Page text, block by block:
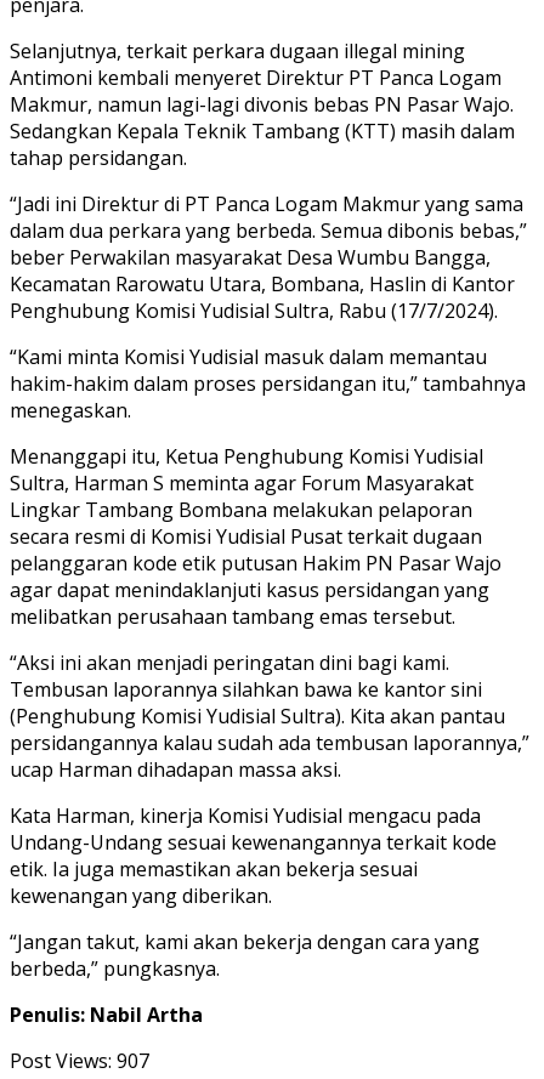
Selanjutnya, terkait perkara dugaan illegal mining
Antimoni kembali menyeret Direktur PT Panca Logam
Makmur, namun lagi-lagi divonis bebas PN Pasar Wajo.
Sedangkan Kepala Teknik Tambang (KTT) masih dalam
tahap persidangan.
“Jadi ini Direktur di PT Panca Logam Makmur yang sama
dalam dua perkara yang berbeda. Semua dibonis bebas,”
beber Perwakilan masyarakat Desa Wumbu Bangga,
Kecamatan Rarowatu Utara, Bombana, Haslin di Kantor
Penghubung Komisi Yudisial Sultra, Rabu (17/7/2024).
“Kami minta Komisi Yudisial masuk dalam memantau
hakim-hakim dalam proses persidangan itu,” tambahnya
menegaskan.
Menanggapi itu, Ketua Penghubung Komisi Yudisial
Sultra, Harman S meminta agar Forum Masyarakat
Lingkar Tambang Bombana melakukan pelaporan
secara resmi di Komisi Yudisial Pusat terkait dugaan
pelanggaran kode etik putusan Hakim PN Pasar Wajo
agar dapat menindaklanjuti kasus persidangan yang
melibatkan perusahaan tambang emas tersebut.
“Aksi ini akan menjadi peringatan dini bagi kami.
Tembusan laporannya silahkan bawa ke kantor sini
(Penghubung Komisi Yudisial Sultra). Kita akan pantau
persidangannya kalau sudah ada tembusan laporannya,”
ucap Harman dihadapan massa aksi.
Kata Harman, kinerja Komisi Yudisial mengacu pada
Undang-Undang sesuai kewenangannya terkait kode
etik. Ia juga memastikan akan bekerja sesuai
kewenangan yang diberikan.
“Jangan takut, kami akan bekerja dengan cara yang
berbeda,” pungkasnya.
Penulis: Nabil Artha
Post Views: 907